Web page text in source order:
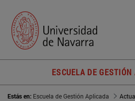
ESCUELA DE
Estás en: Escuela de Gestión Aplicada